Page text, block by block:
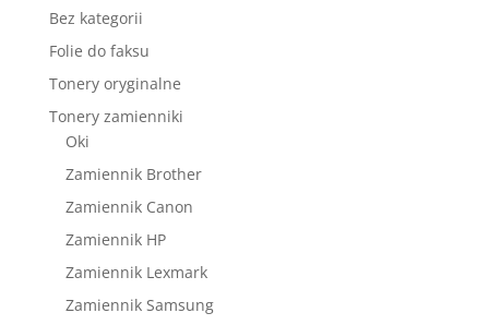
Bez kategorii
Folie do faksu
Tonery oryginalne
Tonery zamienniki
Oki
Zamiennik Brother
Zamiennik Canon
Zamiennik HP
Zamiennik Lexmark
Zamiennik Samsung